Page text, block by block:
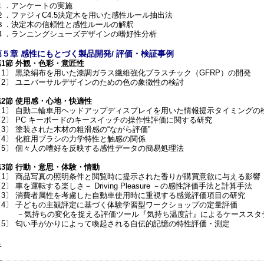
．アンケートの実施
．ファジィC4.5決定木を用いた感性ルール抽出法
．決定木の信頼性と感性ルールの解釈
．ランニングシューズデザインの嗜好性分析
５章 感性にもとづく製品開発/ 評価・検証事例
節 外観・色彩・意匠性
〕 黒染絹布を用いた漆調ガラス繊維強化プラスチック（GFRP）の開発
〕 ユニバーサルデザインのための色の象徴性の検討
節 使用感・心地・快適性
〕 自動二輪車用ヘッドアップディスプレイを用いた情報提示タイミングの
〕 PC キーボードのキースイッチの操作性評価に関する研究
〕 塗装された木材の粗滑感の“ながら評価”
〕 化粧用ブラシの力学特性と触感の関係
〕 個々人の嗜好を反映する感性データの簡易処理法
節 行動・意思・体験・情動
〕 商品写真の照明条件と閲覧時に提示された香りが購買意欲に与える影響
〕 車を運転する楽しさ－ Driving Pleasure －の感性評価手法と計算手法
〕 消費者属性を考慮した自動車使用時に重視する感覚評価項目の研究
〕 子どもの主観評定に基づく体験学習型ワークショップの定量評価
気持ちの変化を捉える評価ツール『気持ち温度計』によるケーススタ
〕 匂い手がかりによって喚起される自伝的記憶の特性評価・測定